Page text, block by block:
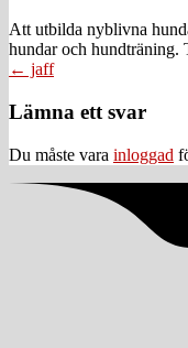
Att utbilda nyblivna
hundar och hundträning.
Posts
navigation
← jaff
Lämna ett svar
Du måste vara inloggad